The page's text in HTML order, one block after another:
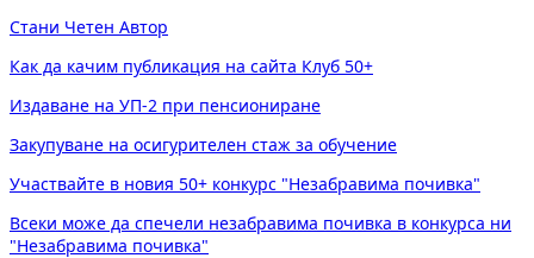
Стани Четен Автор
Как да качим публикация на сайта Клуб 50+
Издаване на УП-2 при пенсиониране
Закупуване на осигурителен стаж за обучение
Участвайте в новия 50+ конкурс "Незабравима почивка"
Всеки може да спечели незабравима почивка в конкурса ни
"Незабравима почивка"